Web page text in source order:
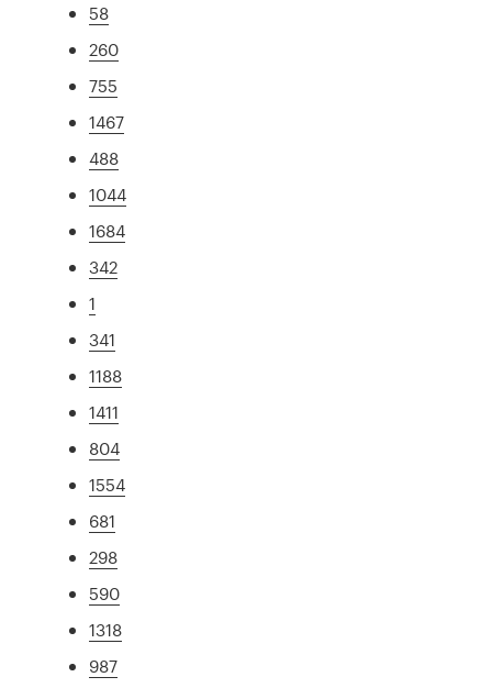
58
260
755
1467
488
1044
1684
342
1
341
1188
1411
804
1554
681
298
590
1318
987